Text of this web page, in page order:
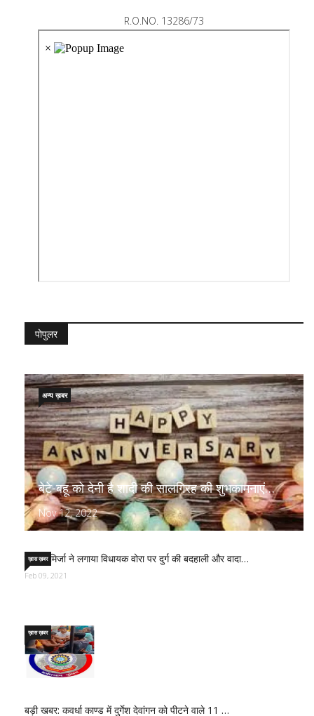
R.O.NO. 13286/73
पोपुलर
बेटे-बहू को देनी है शादी की सालगिरह की शुभकामनाएं…
Nov 12, 2022
अन्य ख़बर
साजिद मिर्जा ने लगाया विधायक वोरा पर दुर्ग की बदहाली और वादा…
ख़ास ख़बर
Feb 09, 2021
बड़ी खबर: कवर्धा काण्ड में दुर्गेश देवांगन को पीटने वाले 11 …
ख़ास ख़बर